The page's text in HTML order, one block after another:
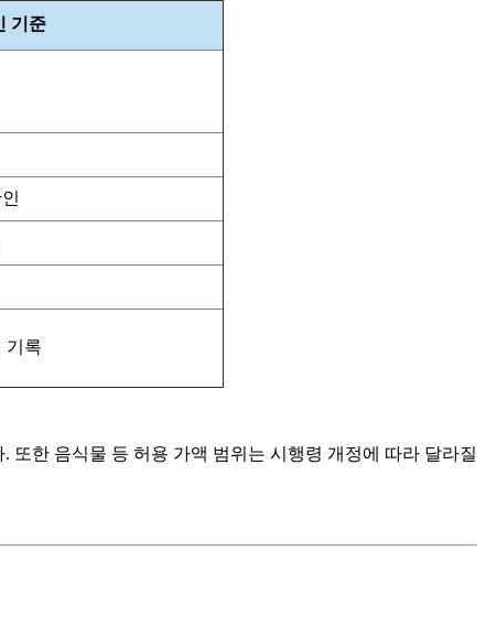
기준
기록
한 음식물 등 허용 가액 범위는 시행령 개정에 따라 달라질